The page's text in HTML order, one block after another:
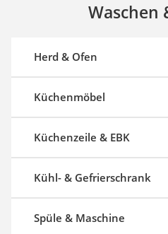
Waschen
Herd & Ofen
Küchenmöbel
Küchenzeile & EBK
Kühl- & Gefrierschrank
Spüle & Maschine